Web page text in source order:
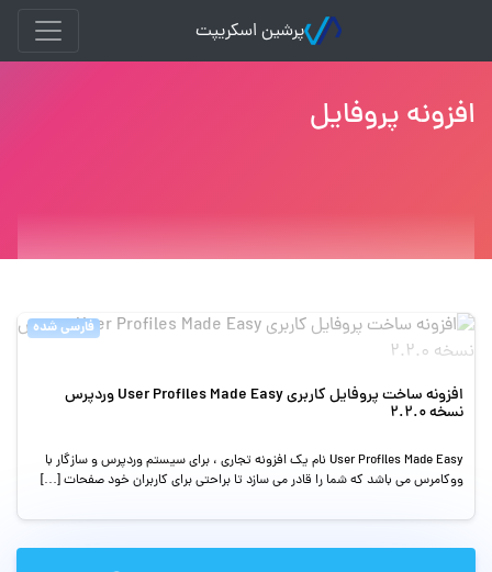
پرشین اسکریپت
افزونه پروفایل
فارسی شده
افزونه ساخت پروفایل کاربری User Profiles Made Easy وردپرس
نسخه 2.2.0
User Profiles Made Easy نام یک افزونه تجاری ، برای سیستم وردپرس و سازگار با
ووکامرس می باشد که شما را قادر می سازد تا براحتی برای کاربران خود صفحات […]